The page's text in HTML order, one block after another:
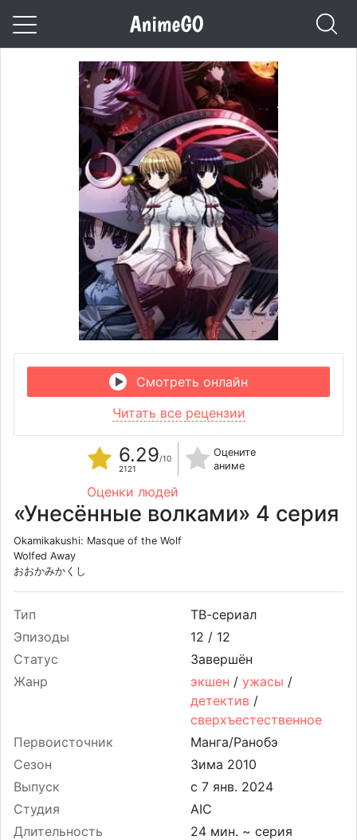
Смотреть онлайн
Читать все рецензии
6.29/10
2121
Оцените
аниме
Оценки людей
«Унесённые волками» 4 серия
Okamikakushi: Masque of the Wolf
Wolfed Away
おおかみかくし
Тип
ТВ-сериал
Эпизоды
12 / 12
Статус
Завершён
Жанр
экшен / ужасы /
детектив /
сверхъестественное
Первоисточник
Манга/Ранобэ
Сезон
Зима 2010
Выпуск
Студия
AIC
Длительность
24 мин. ~ серия